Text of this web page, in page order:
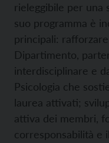
rieleggibile per una
suo programma è
principali:
Dipartimento,
interdisciplinare e
Psicologia che
laurea attivati;
attiva dei membri,
corresponsabilità e